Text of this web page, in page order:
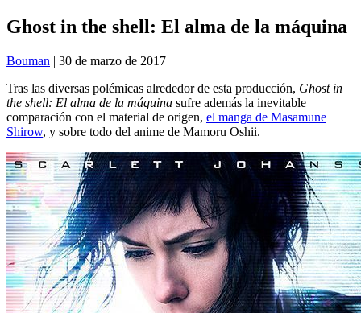
Ghost in the shell: El alma de la máquina
Bouman | 30 de marzo de 2017
Tras las diversas polémicas alrededor de esta producción, Ghost in
the shell: El alma de la máquina sufre además la inevitable
comparación con el material de origen, el manga de Masamune
Shirow, y sobre todo del anime de Mamoru Oshii.